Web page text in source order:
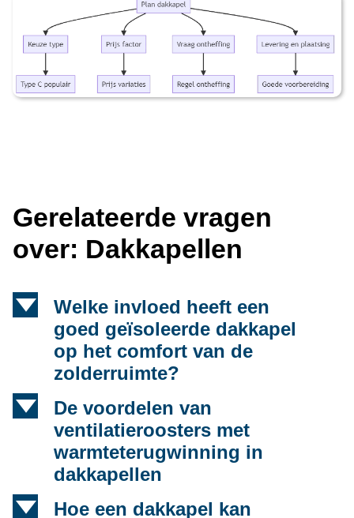
Gerelateerde vragen
over: Dakkapellen
d
Welke invloed heeft een
goed geïsoleerde dakkapel
op het comfort van de
zolderruimte?
d
De voordelen van
ventilatieroosters met
warmteterugwinning in
dakkapellen
d Hoe een dakkapel kan